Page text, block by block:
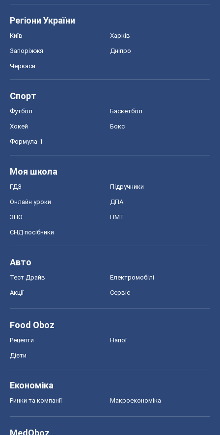
Регіони України
Київ Харків
Запоріжжя Дніпро
Черкаси
Спорт
Футбол Баскетбол
Хокей Бокс
Формула-1
Моя школа
ГДЗ Підручники
Онлайн уроки ДПА
ЗНО НМТ
СНД посібники
Авто
Тест Драйв Електромобілі
Акції Сервіс
Food Oboz
Рецепти Напої
Дієти
Економіка
Ринки та компанії Макроекономіка
MedOboz